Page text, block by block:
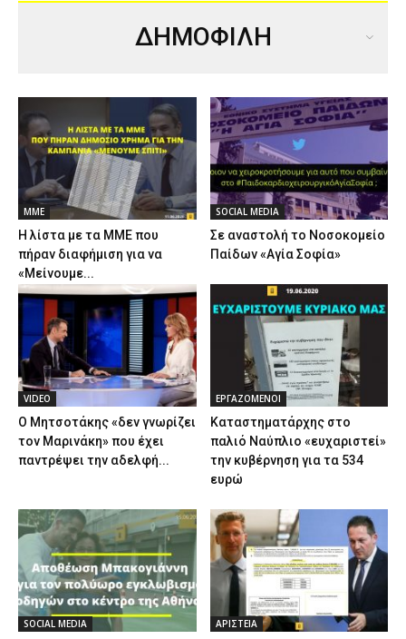
ΔΗΜΟΦΙΛΗ
ΜΜΕ
Η λίστα με τα ΜΜΕ που
πήραν διαφήμιση για να
«Μείνουμε...
SOCIAL MEDIA
Σε αναστολή το Νοσοκομείο
Παίδων «Αγία Σοφία»
VIDEO
Ο Μητσοτάκης «δεν γνωρίζει
τον Μαρινάκη» που έχει
παντρέψει την αδελφή...
ΕΡΓΑΖΟΜΕΝΟΙ
Καταστηματάρχης στο
παλιό Ναύπλιο «ευχαριστεί»
την κυβέρνηση για τα 534
ευρώ
SOCIAL MEDIA ΑΡΙΣΤΕΙΑ